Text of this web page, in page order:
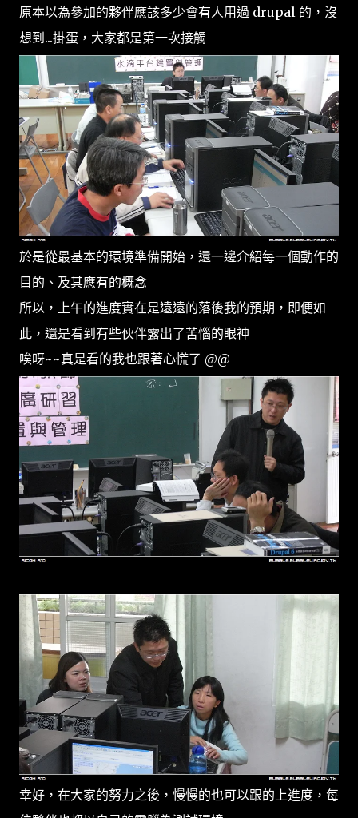
原本以為參加的夥伴應該多少會有人用過 drupal 的，沒
想到...掛蛋，大家都是第一次接觸
於是從最基本的環境準備開始，還一邊介紹每一個動作的
目的、及其應有的概念
所以，上午的進度實在是遠遠的落後我的預期，即便如
此，還是看到有些伙伴露出了苦惱的眼神
唉呀~~真是看的我也跟著心慌了 @@
幸好，在大家的努力之後，慢慢的也可以跟的上進度，每